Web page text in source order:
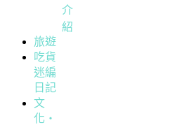
介
紹
旅遊
吃貨
迷編
日記
文
化・